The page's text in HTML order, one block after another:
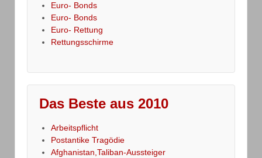
Euro- Bonds
Euro- Bonds
Euro- Rettung
Rettungsschirme
Das Beste aus 2010
Arbeitspflicht
Postantike Tragödie
Afghanistan,Taliban-Aussteiger